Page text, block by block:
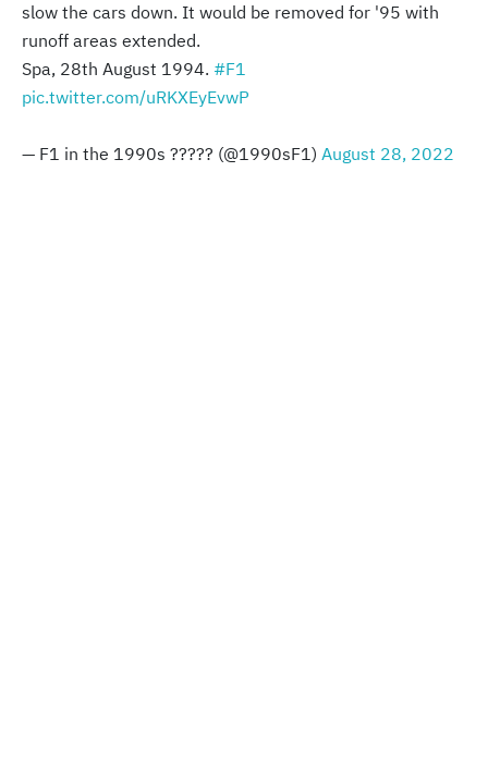
slow the cars down. It would be removed for '95 with
runoff areas extended.
Spa, 28th August 1994. #F1
pic.twitter.com/uRKXEyEvwP
— F1 in the 1990s ????? (@1990sF1) August 28, 2022